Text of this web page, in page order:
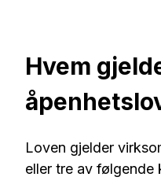
Hvem
Loven gjelder
eller tre av følgende